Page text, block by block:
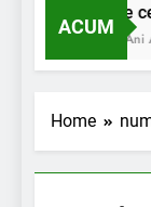
ACUM
De
2 Ani
Home